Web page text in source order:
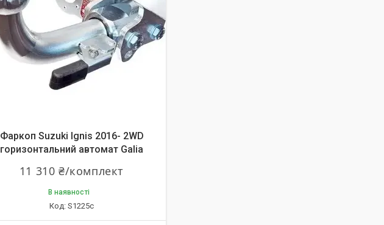
Фаркоп Suzuki Ignis 2016- 2WD
горизонтальний автомат Galia
11 310 ₴/комплект
В наявності
S1225c